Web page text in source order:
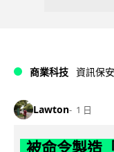
商業科技 資訊保安
Lawton 1 日
被命令製造